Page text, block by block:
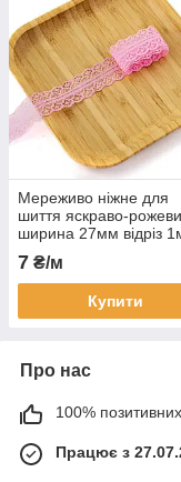
Мереживо ніжне для
шиття яскраво-
ширина 27мм відріз
MER126
7 ₴/м
Купити
Про нас
100% позитивних
Працює з